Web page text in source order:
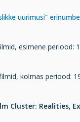
uurimusi"
esimene periood:
kolmas periood:
Cluster: Realities,